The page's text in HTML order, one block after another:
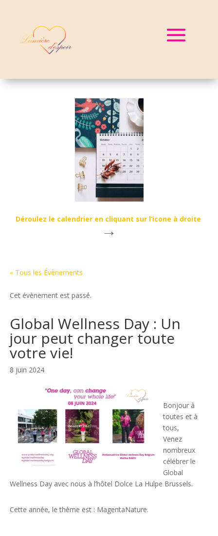
Déroulez le calendrier en cliquant sur l’icone à droite
→
« Tous les Évènements
Cet évènement est passé.
Global Wellness Day : Un
jour peut changer toute
votre vie!
8 juin 2024
Bonjour à
toutes et à
tous,
Venez
nombreux
célébrer le
Global
Wellness Day avec nous à l’hôtel Dolce La Hulpe Brussels.
Cette année, le thème est : MagentaNature.